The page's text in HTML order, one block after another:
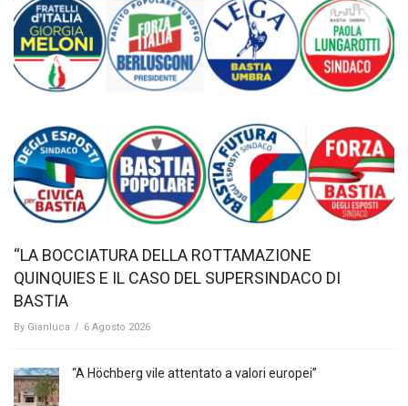
“LA BOCCIATURA DELLA ROTTAMAZIONE
QUINQUIES E IL CASO DEL SUPERSINDACO DI
BASTIA
By Gianluca / 6 Agosto 2026
“A Höchberg vile attentato a valori europei”